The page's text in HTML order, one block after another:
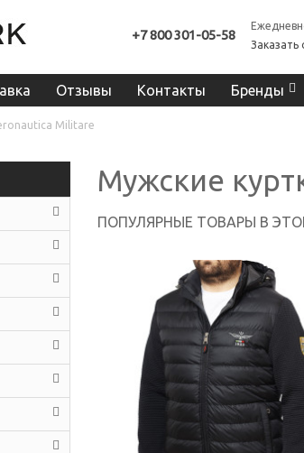
+7 800 301-05-58
Заказать
Отзывы Контакты Бренды
Militare
Мужские
ПОПУЛЯРНЫЕ ТОВАРЫ В